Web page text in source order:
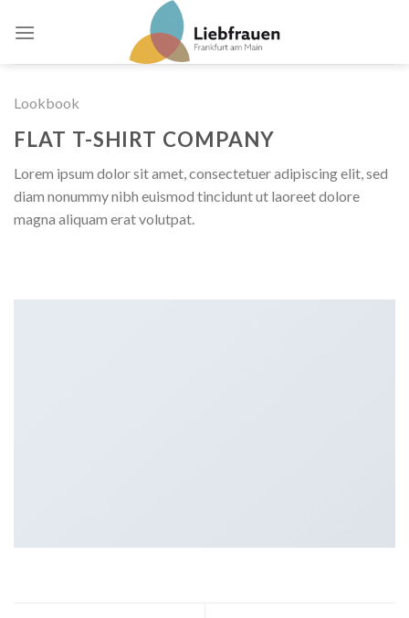
Lookbook
FLAT T-SHIRT COMPANY
Lorem ipsum dolor sit amet, consectetuer adipiscing elit, sed
diam nonummy nibh euismod tincidunt ut laoreet dolore
magna aliquam erat volutpat.